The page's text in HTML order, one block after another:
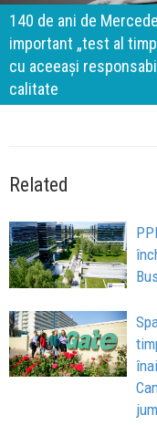
140 de ani de
important „test al
cu aceeași
calitate
Related